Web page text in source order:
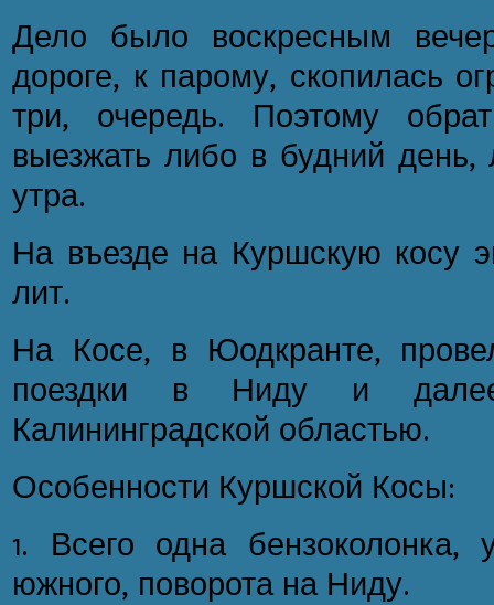
Дело было воскресным
дороге, к парому, скопилась
три, очередь. Поэтому
выезжать либо в будний день,
утра.
На въезде на Куршскую косу
лит.
На Косе, в Юодкранте,
поездки в Ниду и
Калининградской областью.
Особенности Куршской Косы:
1. Всего одна бензоколонка,
южного, поворота на Ниду.